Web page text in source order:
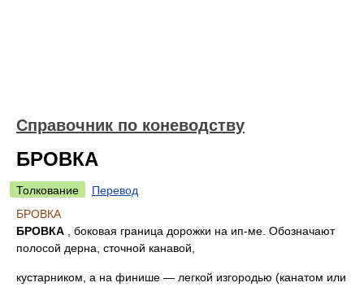
Справочник по коневодству
БРОВКА
Толкование
Перевод
БРОВКА
БРОВКА
, боковая граница дорожки на ип-ме. Обозначают
полосой дерна, сточной канавой,
кустарником, а на финише — легкой изгородью (канатом или